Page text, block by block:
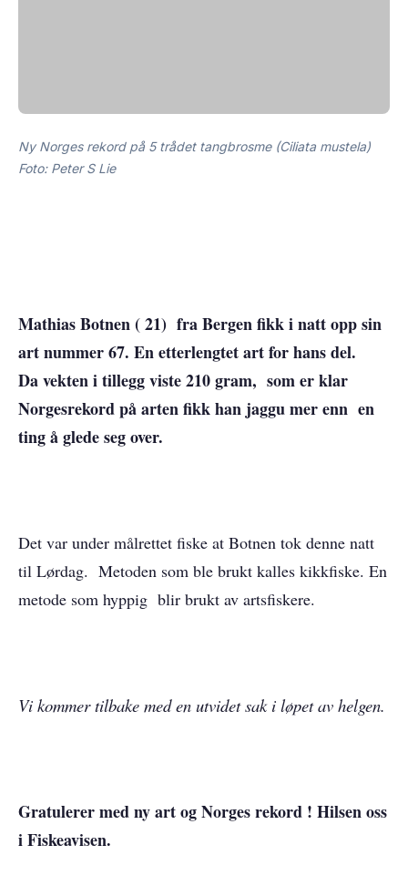
Ny Norges rekord på 5 trådet tangbrosme (Ciliata mustela)
Foto: Peter S Lie
Mathias Botnen ( 21) fra Bergen fikk i natt opp sin
art nummer 67. En etterlengtet art for hans del.
Da vekten i tillegg viste 210 gram, som er klar
Norgesrekord på arten fikk han jaggu mer enn en
ting å glede seg over.
Det var under målrettet fiske at Botnen tok denne natt
til Lørdag. Metoden som ble brukt kalles kikkfiske. En
metode som hyppig blir brukt av artsfiskere.
Vi kommer tilbake med en utvidet sak i løpet av helgen.
Gratulerer med ny art og Norges rekord ! Hilsen oss
i Fiskeavisen.